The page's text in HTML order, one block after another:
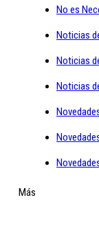
No es
Noticias
Noticias
Noticias
Más